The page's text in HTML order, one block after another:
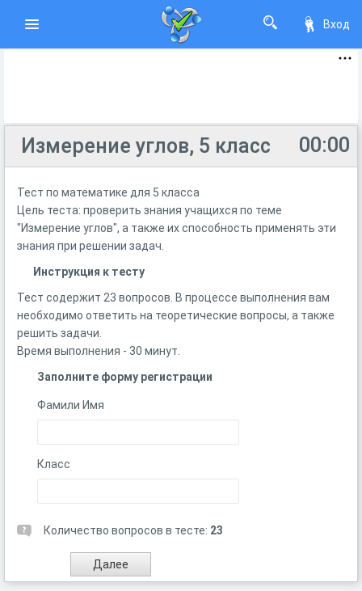
Вход
00:00
Измерение углов, 5 класс
Тест по математике для 5 класса
Цель теста: проверить знания учащихся по теме
"Измерение углов", а также их способность применять эти
знания при решении задач.
Инструкция к тесту
Тест содержит 23 вопросов. В процессе выполнения вам
необходимо ответить на теоретические вопросы, а также
решить задачи.
Время выполнения - 30 минут.
Заполните форму регистрации
Фамили Имя
Класс
Количество вопросов в тесте: 23